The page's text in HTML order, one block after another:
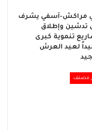
مراكش-آسفي يشرف
تدشين وإطلاق
تنموية كبرى
لعيد العرش
مصنف